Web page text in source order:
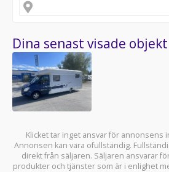
Dina senast visade objekt
Klicket tar inget ansvar för annonsens
Annonsen kan vara ofullständig.
direkt från säljaren. Säljaren ansvarar
produkter och tjänster som är i enlighet